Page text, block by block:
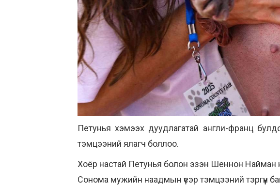
Петунья хэмээх дуудлагатай англи-франц
тэмцээний ялагч боллоо.
Хоёр настай Петунья болон эзэн Шеннон
Сонома мужийн наадмын үеэр тэмцээний тэргүүн